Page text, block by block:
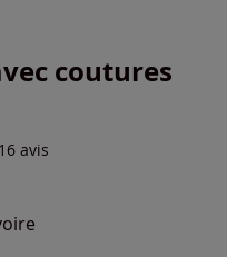
coutures
16avis